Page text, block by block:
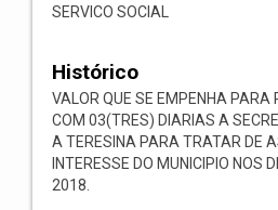
SERVICO SOCIAL
Histórico
VALOR QUE SE EMPENHA PARA
COM 03(TRES) DIARIAS A
A TERESINA PARA TRATAR DE
INTERESSE DO MUNICIPIO NOS
2018.